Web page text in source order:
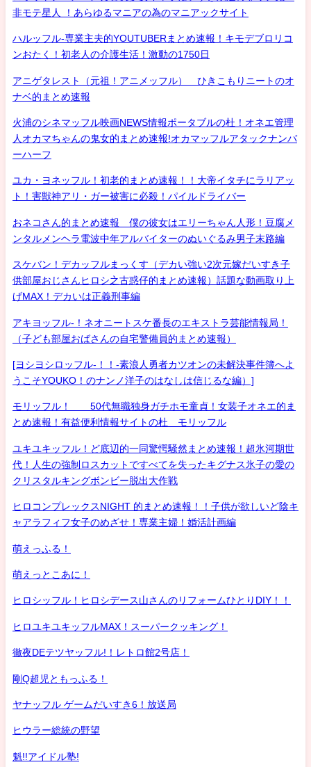
非モテ星人 ！あらゆるマニアの為のマニアックサイト
ハルッフル-専業主夫的YOUTUBERまとめ速報！キモデブロリコ
ンおたく！初老人の介護生活！激動の1750日
アニゲタレスト（元祖！アニメッフル） ひきこもりニートのオ
ナベ的まとめ速報
火浦のシネマッフル映画NEWS情報ポータブルの杜！オネエ管理
人オカマちゃんの鬼女的まとめ速報!オカマッフルアタックナンバ
ーハーフ
ユカ・ヨネッフル！初老的まとめ速報！！大帝イタチにラリアッ
ト！害獣神アリ・ガー被害に必殺！パイルドライバー
おネコさん的まとめ速報 僕の彼女はエリーちゃん人形！豆腐メ
ンタルメンヘラ電波中年アルバイターのぬいぐるみ男子末路編
スケバン！デカッフルまっくす（デカい強い2次元嫁だいすき子
供部屋おじさんヒロシ之古惑仔的まとめ速報）話題な動画取り上
げMAX！デカいは正義刑事編
アキヨッフル-！ネオニートスケ番長のエキストラ芸能情報局！
（子ども部屋おばさんの自宅警備員的まとめ速報）
[ヨシヨシロッフル-！！-素浪人勇者カツオンの未解決事件簿へよ
うこそYOUKO！のナンノ洋子のはなしは信じるな編）]
モリッフル！ 50代無職独身ガチホモ童貞！女装子オネエ的ま
とめ速報！有益便利情報サイトの杜 モリッフル
ユキユキッフル！ど底辺的一同驚愕騒然まとめ速報！超氷河期世
代！人生の強制ロスカットですべてを失ったキグナス氷子の愛の
クリスタルキングボンビー脱出大作戦
ヒロコンプレックスNIGHT 的まとめ速報！！子供が欲しいど陰キ
ャアラフィフ女子のめざせ！専業主婦！婚活計画編
萌えっふる！
萌えっとこあに！
ヒロシッフル！ヒロシデース山さんのリフォームひとりDIY！！
ヒロユキユキッフルMAX！スーパークッキング！
徹夜DEテツヤッフル!！レトロ館2号店！
剛Q超児ともっふる！
ヤナッフル ゲームだいすき6！放送局
ヒウラー総統の野望
魁!!アイドル塾!